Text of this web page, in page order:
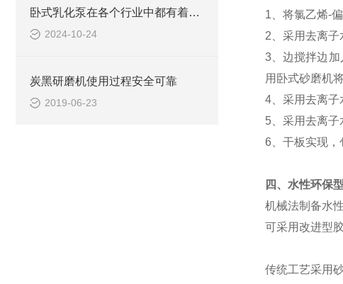
卧式乳化泵在各个行业中都有着广泛的应用
2024-10-24
炭黑研磨机使用过程安全可靠
2019-06-23
1、将氯乙烯-
2、采用去离子
3、边搅拌边
用卧式砂磨机
4、采用去离子
5、采用去离子
6、干板实现，
四、水性环保
机械法制备水
可采用改进型
传统工艺采用